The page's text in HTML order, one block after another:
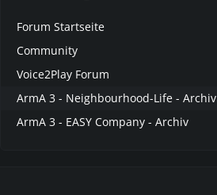
Forum Startseite
Community
Voice2Play Forum
ArmA 3 - Neighbourhood-Life - Archiv
ArmA 3 - EASY Company - Archiv